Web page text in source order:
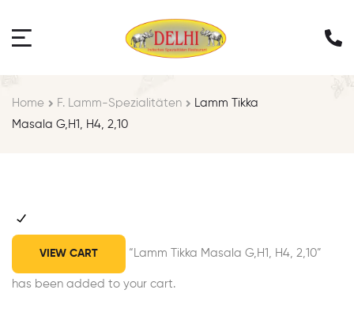
Home F. Lamm-Spezialitäten
Lamm Tikka
Masala G,H1, H4, 2,10
VIEW CART “Lamm Tikka Masala G,H1, H4, 2,10”
has been added to your cart.